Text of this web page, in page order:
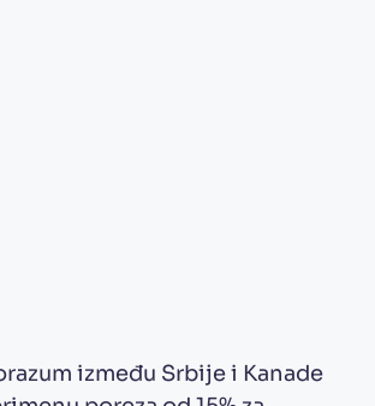
između Srbije i Kanade